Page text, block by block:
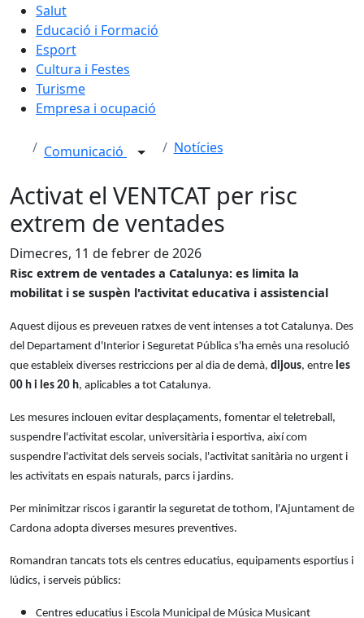
Salut
Educació i Formació
Esport
Cultura i Festes
Turisme
Empresa i ocupació
Comunicació Notícies
Activat el VENTCAT per risc
extrem de ventades
Dimecres, 11 de febrer de 2026
Risc extrem de ventades a Catalunya: es limita la
mobilitat i se suspèn l'activitat educativa i assistencial
Aquest dijous es preveuen ratxes de vent intenses a tot Catalunya. Des
del Departament d'Interior i Seguretat Pública s'ha emès una resolució
que estableix diverses restriccions per al dia de demà, dijous, entre les
00 h i les 20 h, aplicables a tot Catalunya.
Les mesures inclouen evitar desplaçaments, fomentar el teletreball,
suspendre l'activitat escolar, universitària i esportiva, així com
suspendre l'activitat dels serveis socials, l'activitat sanitària no urgent i
les activitats en espais naturals, parcs i jardins.
Per minimitzar riscos i garantir la seguretat de tothom, l'Ajuntament de
Cardona adopta diverses mesures preventives.
Romandran tancats tots els centres educatius, equipaments esportius i
lúdics, i serveis públics:
Centres educatius i Escola Municipal de Música Musicant